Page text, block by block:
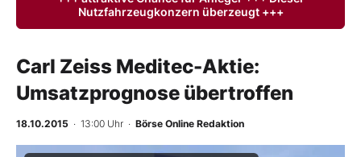
Anlageprodukte
Finanz-Check
Nutzfahrzeugkonzern überzeugt +++
Carl Zeiss Meditec-Aktie:
Umsatzprognose übertroffen
18.10.2015 · 13:00 Uhr · Börse Online Redaktion